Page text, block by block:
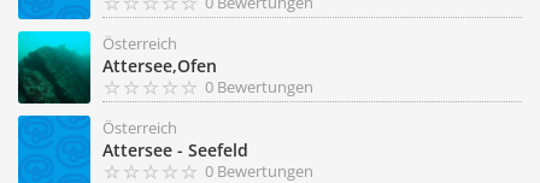
Österreich
Attersee,Ofen
0 Bewertungen
Österreich
Attersee - Seefeld
0 Bewertungen